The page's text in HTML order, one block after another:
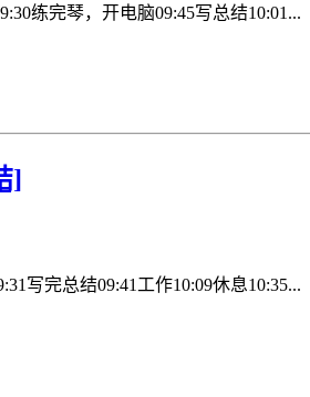
练完琴，开电脑09:45写总结10:01...
]
写完总结09:41工作10:09休息10:35...